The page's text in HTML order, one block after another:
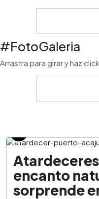
#FotoGaleria
Arrastra para girar y haz
encanto
sorprende